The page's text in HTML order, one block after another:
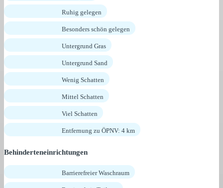
Ruhig gelegen
Besonders schön gelegen
Untergrund Gras
Untergrund Sand
Wenig Schatten
Mittel Schatten
Viel Schatten
Entfernung zu ÖPNV: 4 km
Behinderteneinrichtungen
Barrierefreier Waschraum